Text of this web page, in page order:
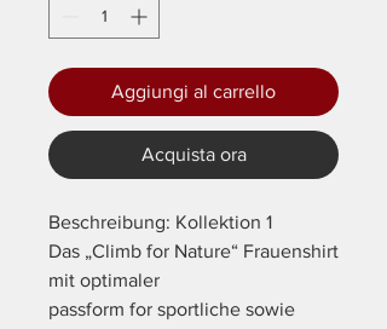
Aggiungi al carrello
Acquista ora
Beschreibung: Kollektion 1
Das „Climb for Nature“ Frauenshirt
mit optimaler
passform for sportliche sowie